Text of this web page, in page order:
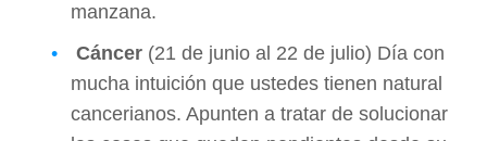
manzana.
Cáncer (21 de junio al 22 de julio) Día con
mucha intuición que ustedes tienen natural
cancerianos. Apunten a tratar de solucionar